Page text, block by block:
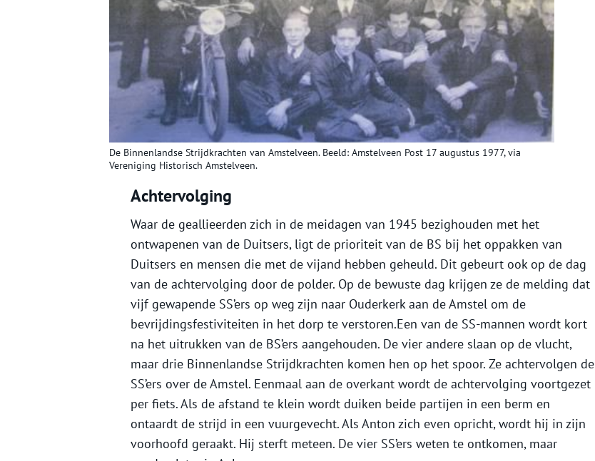
De Binnenlandse Strijdkrachten van Amstelveen. Beeld: Amstelveen Post 17 augustus 1977, via
Vereniging Historisch Amstelveen.
Achtervolging
Waar de geallieerden zich in de meidagen van 1945 bezighouden met het
ontwapenen van de Duitsers, ligt de prioriteit van de BS bij het oppakken van
Duitsers en mensen die met de vijand hebben geheuld. Dit gebeurt ook op de dag
van de achtervolging door de polder. Op de bewuste dag krijgen ze de melding dat
vijf gewapende SS’ers op weg zijn naar Ouderkerk aan de Amstel om de
bevrijdingsfestiviteiten in het dorp te verstoren.Een van de SS-mannen wordt kort
na het uitrukken van de BS’ers aangehouden. De vier andere slaan op de vlucht,
maar drie Binnenlandse Strijdkrachten komen hen op het spoor. Ze achtervolgen de
SS’ers over de Amstel. Eenmaal aan de overkant wordt de achtervolging voortgezet
per fiets. Als de afstand te klein wordt duiken beide partijen in een berm en
ontaardt de strijd in een vuurgevecht. Als Anton zich even opricht, wordt hij in zijn
voorhoofd geraakt. Hij sterft meteen. De vier SS’ers weten te ontkomen, maar